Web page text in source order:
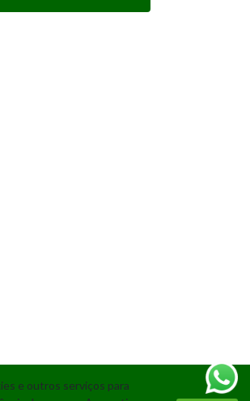
e outros serviços para